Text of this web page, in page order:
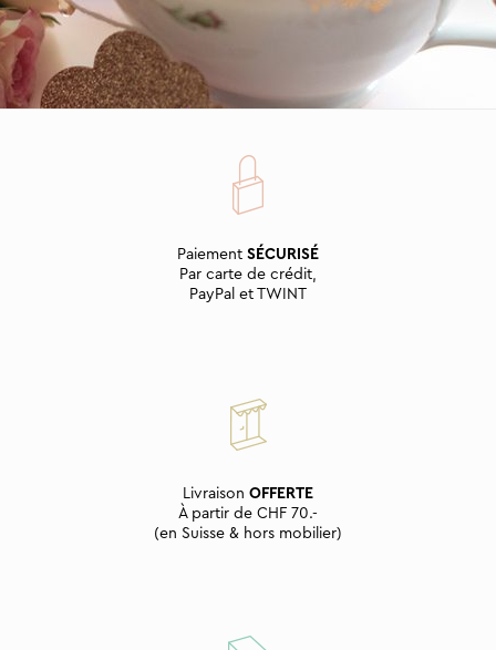
Paiement SÉCURISÉ
Par carte de crédit,
PayPal et TWINT
Livraison OFFERTE
À partir de CHF 70.-
(en Suisse & hors mobilier)